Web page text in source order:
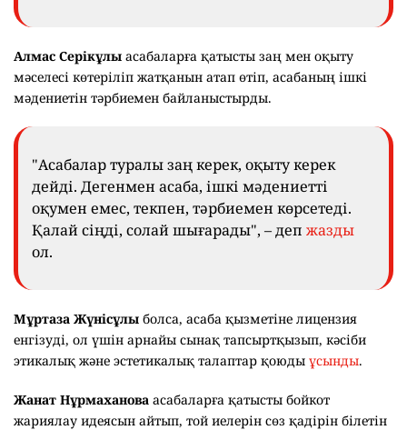
Алмас Серікұлы асабаларға қатысты заң мен оқыту
мәселесі көтеріліп жатқанын атап өтіп, асабаның ішкі
мәдениетін тәрбиемен байланыстырды.
"Асабалар туралы заң керек, оқыту керек
дейді. Дегенмен асаба, ішкі мәдениетті
оқумен емес, текпен, тәрбиемен көрсетеді.
Қалай сіңді, солай шығарады", – деп жазды
ол.
Мұртаза Жүнісұлы болса, асаба қызметіне лицензия
енгізуді, ол үшін арнайы сынақ тапсыртқызып, кәсіби
этикалық және эстетикалық талаптар қоюды ұсынды.
Жанат Нұрмаханова асабаларға қатысты бойкот
жариялау идеясын айтып, той иелерін сөз қадірін білетін